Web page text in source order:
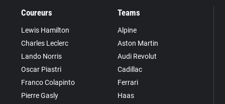
Coureurs
Lewis Hamilton
Charles Leclerc
Lando Norris
Oscar Piastri
Franco Colapinto
Pierre Gasly
Teams
Alpine
Aston Martin
Audi Revolut
Cadillac
Ferrari
Haas